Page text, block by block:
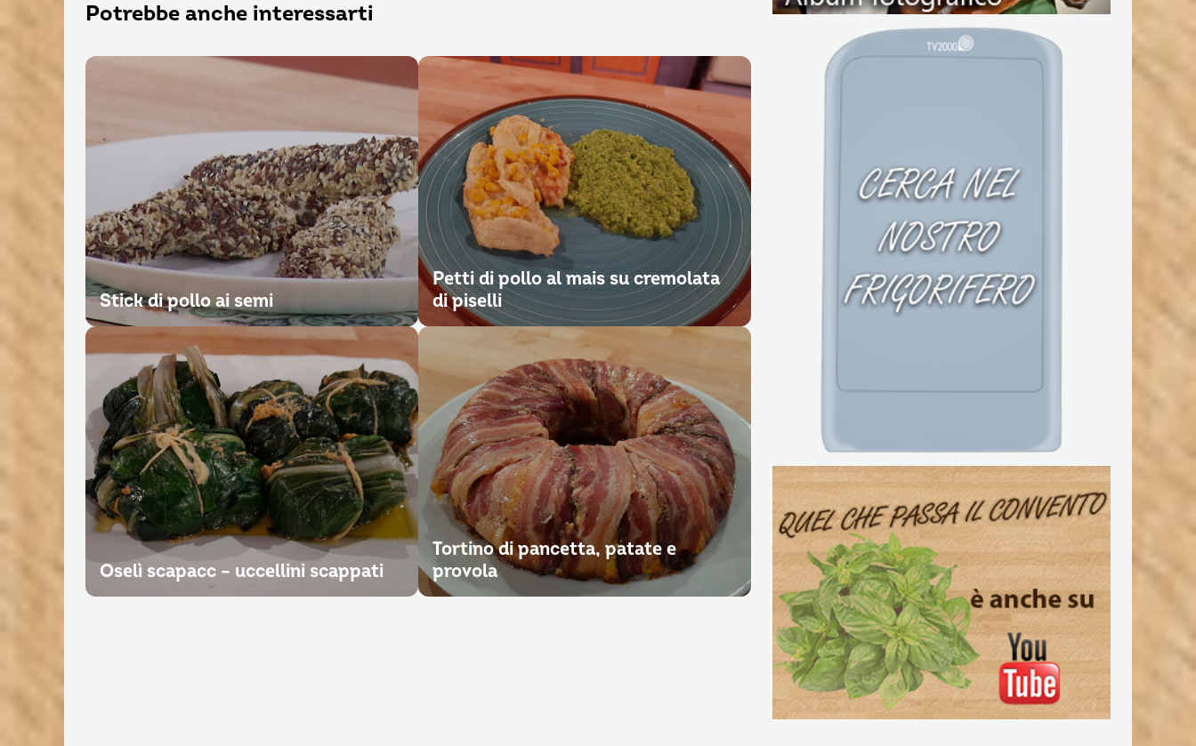
Potrebbe anche interessarti
Stick di pollo ai semi
Petti di pollo al mais su cremolata
di piselli
Oselì scapacc – uccellini scappati
Tortino di pancetta, patate e
provola